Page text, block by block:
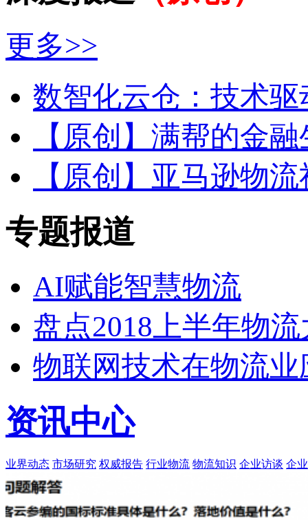
更多>>
数智化云仓：技术
【原创】满帮的金
【原创】亚马逊物
专题报道
AI赋能智慧物流
盘点2018上半年物
物联网技术在物流
资讯中心
业界动态 市场研究 权威报告 行业物流 物流知识 企业访谈 企